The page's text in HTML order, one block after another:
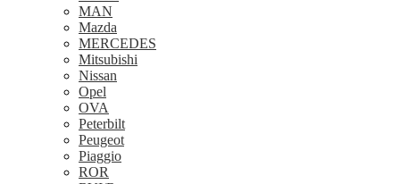
MAN
Mazda
MERCEDES
Mitsubishi
Nissan
Opel
OVA
Peterbilt
Peugeot
Piaggio
ROR